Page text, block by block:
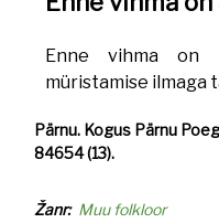
Enne vihma on
müristamise ilmaga
​​​​​​​Pärnu. Kogus Pärnu
84654 (13).
Žanr Muu folkloor